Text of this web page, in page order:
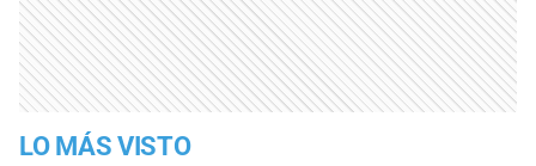
LO MÁS VISTO